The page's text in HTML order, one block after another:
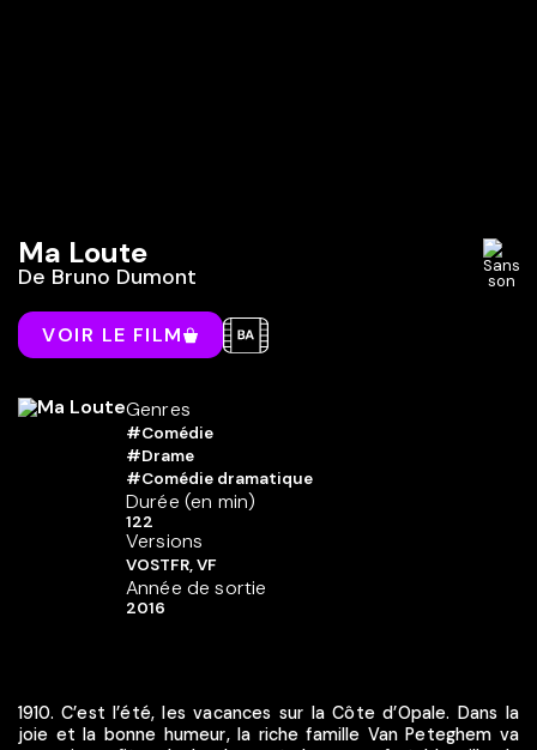
Ma Loute
De Bruno Dumont
VOIR LE FILM
Genres
#Comédie
#Drame
#Comédie dramatique
Durée (en min)
122
Versions
VOSTFR, VF
Année de sortie
2016
1910. C’est l’été, les vacances sur la Côte d’Opale. Dans la
joie et la bonne humeur, la riche famille Van Peteghem va